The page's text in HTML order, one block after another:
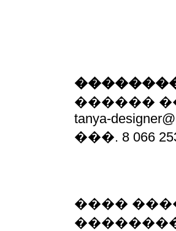
������
tanya-
���. 8 066
����